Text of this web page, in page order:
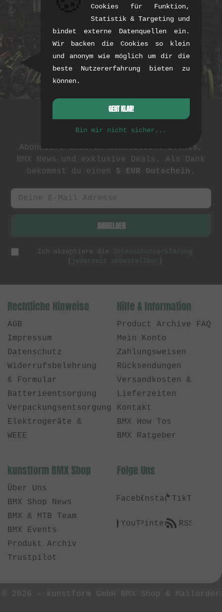
AKTUELLE PRODUKTE KAUFEN
Newsletter
Abonniere unseren Newsletter: Events,
BMX News und exklusive Deals. Als Dank
bekommst du einen 5 EUR Gutschein .
ANMELDEN
Ich akzeptiere die
Datenschutzerklärung
(
jederzeit abbestellbar )
Rechtliche Hinweise
AGB
Impressum
Datenschutz
Widerrufsbelehrung
& Formular
Batterieentsorgung
Verpackungsentsorgung
Elektrogeräte &
WEEE
Hilfe & Information
Product Archive FAQ
Mein Konto
Zahlungsweisen
Rücksendungen
Versandkosten &
Lieferzeiten
Kontakt
BMX How Tos
BMX Ratgeber
kunstform BMX Shop
Über Uns
BMX Shop News
BMX & MTB Team
BMX Events
Produkt Archiv
Trustpilot
Folge Uns
FacebookInstagramTikTok
YouTubePinterestRSS
© 2026 - kunstform GmbH BMX Shop & Mailorder
Cookies für Funktion,
Statistik & Targeting und
bindet externe Datenquellen ein.
Wir backen die Cookies so klein
und anonym wie möglich um dir die
beste Nutzererfahrung bieten zu
können.
GEHT KLAR!
Bin mir nicht sicher...